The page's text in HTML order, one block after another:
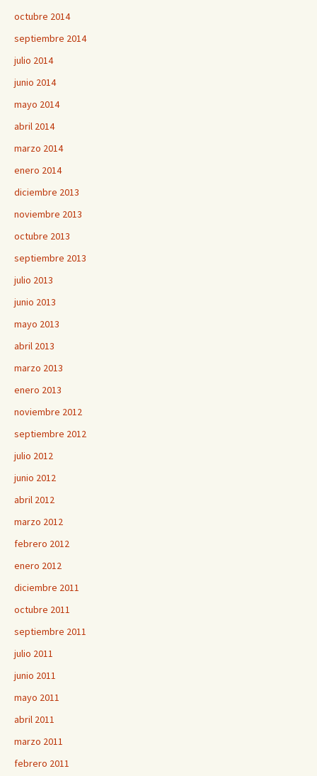
octubre 2014
septiembre 2014
julio 2014
junio 2014
mayo 2014
abril 2014
marzo 2014
enero 2014
diciembre 2013
noviembre 2013
octubre 2013
septiembre 2013
julio 2013
junio 2013
mayo 2013
abril 2013
marzo 2013
enero 2013
noviembre 2012
septiembre 2012
julio 2012
junio 2012
abril 2012
marzo 2012
febrero 2012
enero 2012
diciembre 2011
octubre 2011
septiembre 2011
julio 2011
junio 2011
mayo 2011
abril 2011
marzo 2011
febrero 2011